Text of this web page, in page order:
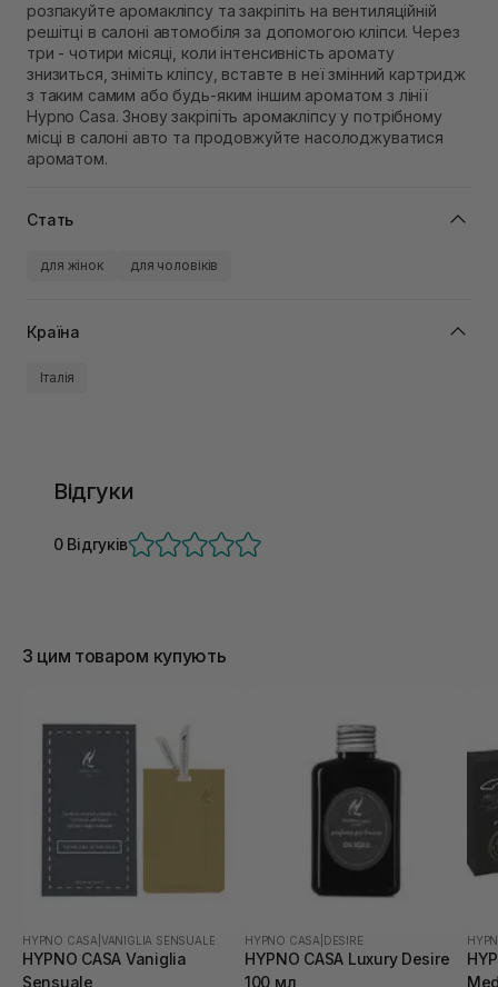
розпакуйте аромакліпсу та закріпіть на вентиляційній
решітці в салоні автомобіля за допомогою кліпси. Через
три - чотири місяці, коли інтенсивність аромату
знизиться, зніміть кліпсу, вставте в неї змінний картридж
з таким самим або будь-яким іншим ароматом з лінії
Hypno Casa. Знову закріпіть аромакліпсу у потрібному
місці в салоні авто та продовжуйте насолоджуватися
ароматом.
Стать
для жінок для чоловіків
Країна
Італія
Відгуки
0 Відгуків
З цим товаром купують
HYPNO CASA VANIGLIA SENSUALE
HYPNO CASA Vaniglia
Sensuale
HYPNO CASA DESIRE
HYPNO CASA Luxury Desire
100 мл